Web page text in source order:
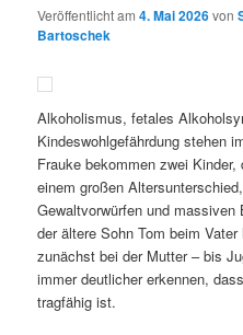
Veröffentlicht am4. Mai 2026von
Bartoschek
Alkoholismus, fetales
Kindeswohlgefährdung stehen
Frauke bekommen zwei
einem großen
Gewaltvorwürfen und massiven
der ältere Sohn Tom beim
zunächst bei der Mutter – bis
immer deutlicher erkennen,
tragfähig ist.